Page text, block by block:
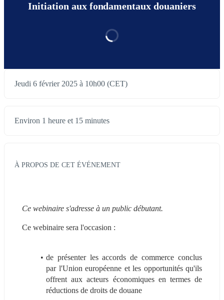
Initiation aux fondamentaux douaniers
Jeudi 6 février 2025 à 10h00 (CET)
Environ 1 heure et 15 minutes
À PROPOS DE CET ÉVÉNEMENT
Ce webinaire s'adresse à un public débutant.
Ce webinaire sera l'occasion :
de présenter les accords de commerce conclus
par l'Union européenne et les opportunités qu'ils
offrent aux acteurs économiques en termes de
réductions de droits de douane